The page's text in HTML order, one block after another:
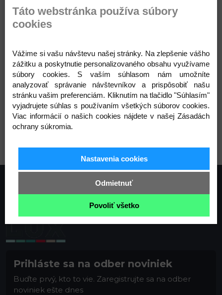
balené v sáčiku. Veľkosť gombíkov nájdete v tejto
tabuľke.
Varianty
1 (332) čierna
Prihláste sa na odber noviniek
Buďte prvý, kto to vie. Zaregistrujte sa na odber
noviniek ešte dnes
Táto webstránka používa súbory
cookies
Vážime si vašu návštevu našej stránky. Na zlepšenie vášho
zážitku a poskytnutie personalizovaného obsahu využívame
súbory cookies. S vaším súhlasom nám umožníte
analyzovať správanie návštevníkov a prispôsobiť našu
stránku vašim preferenciám. Kliknutím na tlačidlo "Súhlasím"
vyjadrujete súhlas s používaním všetkých súborov cookies.
Viac informácií o našich cookies nájdete v našej Zásadách
ochrany súkromia.
Nastavenia cookies
Odmietnuť
Povoliť všetko